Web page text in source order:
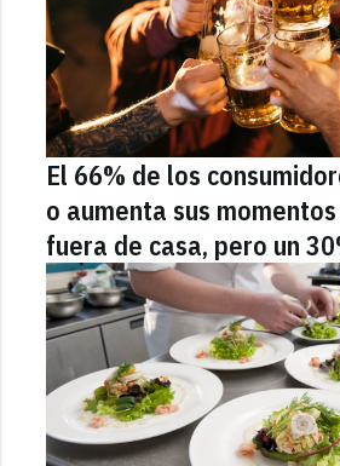
El 66% de los
o aumenta sus
fuera de casa, pero un